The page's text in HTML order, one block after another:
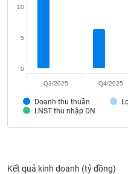
Doanh thu thuần
LNST thu nhập DN
0
5
10
Q3/2025 Q4/2025
Kết quả kinh doanh (tỷ đồng)
Tất cả
Tin
Bài
viết
của
tác